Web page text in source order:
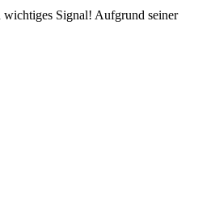
Signal! Aufgrund seiner